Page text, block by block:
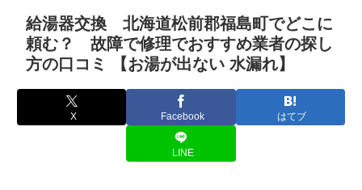
給湯器交換 北海道松前郡福島町でどこに
頼む？ 故障で修理でおすすめ業者の探し
方の口コミ 【お湯が出ない 水漏れ】
X Facebook はてブ
LINE